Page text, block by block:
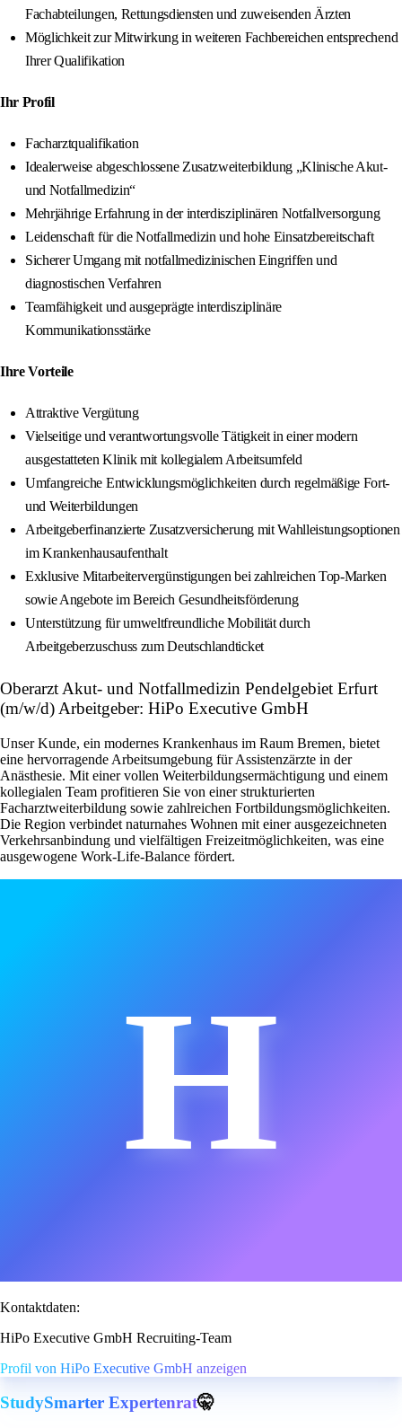
Fachabteilungen, Rettungsdiensten und zuweisenden Ärzten
Möglichkeit zur Mitwirkung in weiteren Fachbereichen entsprechend
Ihrer Qualifikation
Ihr Profil
Facharztqualifikation
Idealerweise abgeschlossene Zusatzweiterbildung „Klinische Akut-
und Notfallmedizin“
Mehrjährige Erfahrung in der interdisziplinären Notfallversorgung
Leidenschaft für die Notfallmedizin und hohe Einsatzbereitschaft
Sicherer Umgang mit notfallmedizinischen Eingriffen und
diagnostischen Verfahren
Teamfähigkeit und ausgeprägte interdisziplinäre
Kommunikationsstärke
Ihre Vorteile
Attraktive Vergütung
Vielseitige und verantwortungsvolle Tätigkeit in einer modern
ausgestatteten Klinik mit kollegialem Arbeitsumfeld
Umfangreiche Entwicklungsmöglichkeiten durch regelmäßige Fort-
und Weiterbildungen
Arbeitgeberfinanzierte Zusatzversicherung mit Wahlleistungsoptionen
im Krankenhausaufenthalt
Exklusive Mitarbeitervergünstigungen bei zahlreichen Top-Marken
sowie Angebote im Bereich Gesundheitsförderung
Unterstützung für umweltfreundliche Mobilität durch
Arbeitgeberzuschuss zum Deutschlandticket
Oberarzt Akut- und Notfallmedizin Pendelgebiet Erfurt
(m/w/d) Arbeitgeber: HiPo Executive GmbH
Unser Kunde, ein modernes Krankenhaus im Raum Bremen, bietet
eine hervorragende Arbeitsumgebung für Assistenzärzte in der
Anästhesie. Mit einer vollen Weiterbildungsermächtigung und einem
kollegialen Team profitieren Sie von einer strukturierten
Facharztweiterbildung sowie zahlreichen Fortbildungsmöglichkeiten.
Die Region verbindet naturnahes Wohnen mit einer ausgezeichneten
Verkehrsanbindung und vielfältigen Freizeitmöglichkeiten, was eine
ausgewogene Work-Life-Balance fördert.
H
Kontaktdaten:
HiPo Executive GmbH Recruiting-Team
Profil von HiPo Executive GmbH anzeigen
StudySmarter Expertenrat🤫